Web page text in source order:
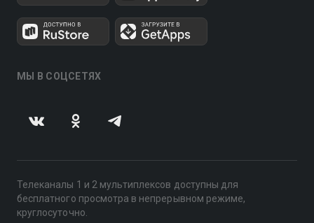
МЫ В СОЦСЕТЯХ
Телеканалы 1 и 2 мультиплексов доступны для
бесплатного просмотра в непрерывном режиме,
круглосуточно.